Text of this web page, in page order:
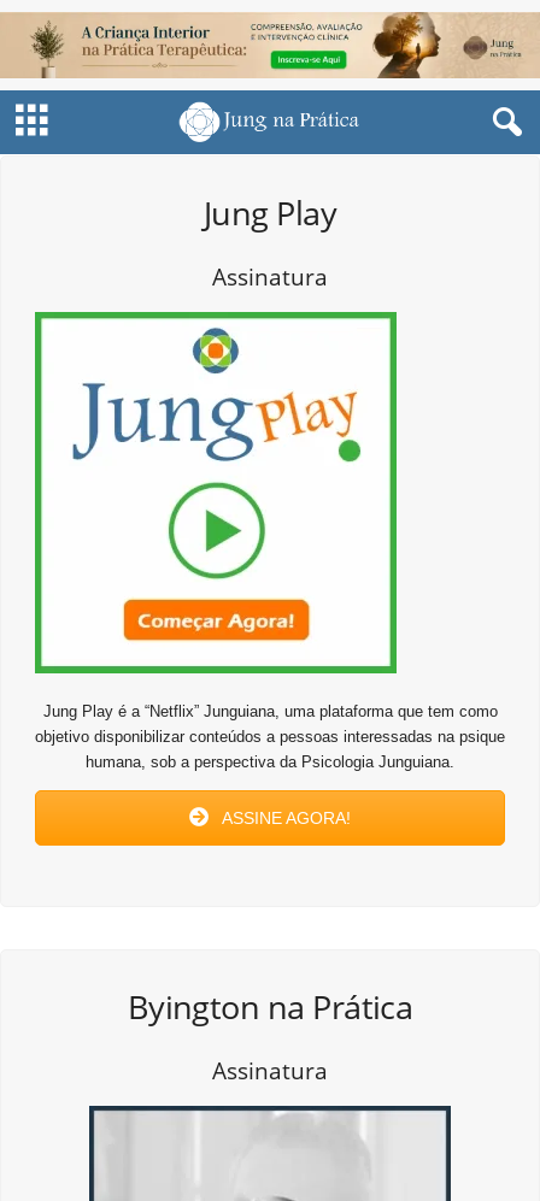
Jung Play
Assinatura
Jung Play é a “Netflix” Junguiana, uma plataforma que tem como
objetivo disponibilizar conteúdos a pessoas interessadas na psique
humana, sob a perspectiva da Psicologia Junguiana.
ASSINE AGORA!
Byington na Prática
Assinatura